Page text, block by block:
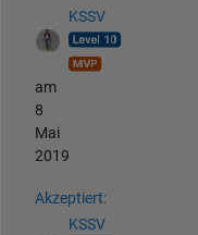
KSSV
am
8
Mai
2019
Akzeptiert:
KSSV